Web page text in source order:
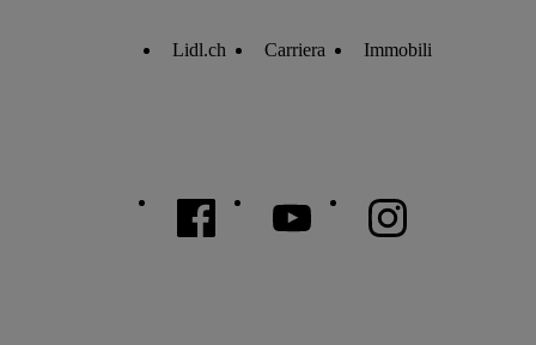
Lidl.ch Carriera Immobili